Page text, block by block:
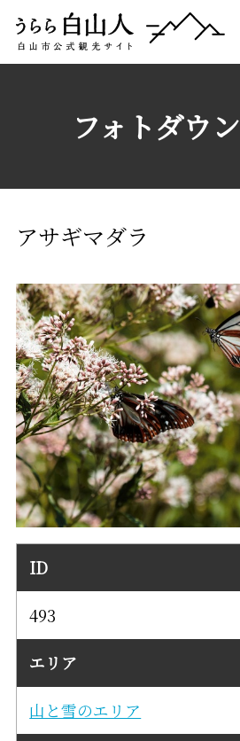
フォトダウ
アサギマダラ
ID
493
エリア
山と雪のエリア